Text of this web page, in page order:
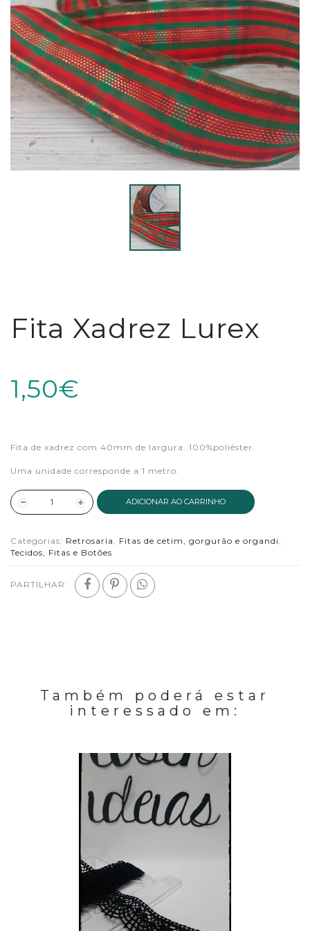
Fita Xadrez Lurex
1,50€
Fita de xadrez com 40mm de largura. 100%poliéster
Uma unidade corresponde a 1 metro.
ADICIONAR AO CARRINHO
Categorias: Retrosaria , Fitas de cetim, gorgurão e organdi ,
Tecidos, Fitas e Botões
PARTILHAR:
Também poderá estar
interessado em: